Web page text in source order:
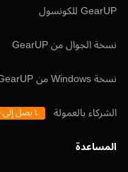
GearUP للكونسول
نسخة الجوال من GearUP
نسخة Windows من GearUP
الشركاء بالعمولة
ما يصل إلى 70%
المساعدة